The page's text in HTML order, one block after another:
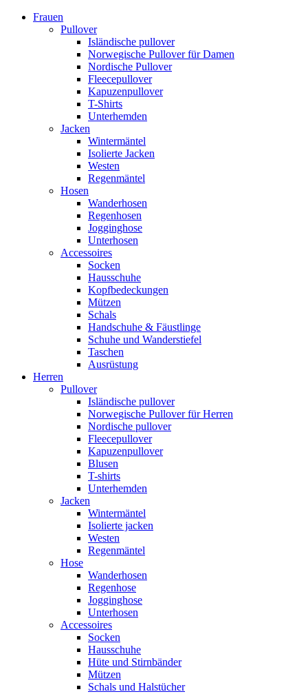
Frauen
Pullover
Isländische pullover
Norwegische Pullover für Damen
Nordische Pullover
Fleecepullover
Kapuzenpullover
T-Shirts
Unterhemden
Jacken
Wintermäntel
Isolierte Jacken
Westen
Regenmäntel
Hosen
Wanderhosen
Regenhosen
Jogginghose
Unterhosen
Accessoires
Socken
Hausschuhe
Kopfbedeckungen
Mützen
Schals
Handschuhe & Fäustlinge
Schuhe und Wanderstiefel
Taschen
Ausrüstung
Herren
Pullover
Isländische pullover
Norwegische Pullover für Herren
Nordische pullover
Fleecepullover
Kapuzenpullover
Blusen
T-shirts
Unterhemden
Jacken
Wintermäntel
Isolierte jacken
Westen
Regenmäntel
Hose
Wanderhosen
Regenhose
Jogginghose
Unterhosen
Accessoires
Socken
Hausschuhe
Hüte und Stirnbänder
Mützen
Schals und Halstücher